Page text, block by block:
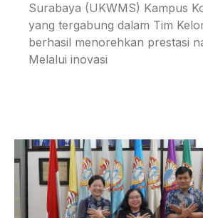
Surabaya (UKWMS) Kampus
yang tergabung dalam Tim
berhasil menorehkan prestasi
Melalui inovasi